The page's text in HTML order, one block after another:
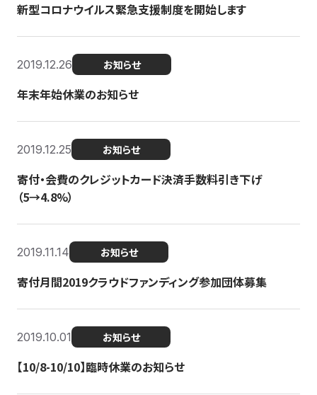
新型コロナウイルス緊急支援制度を開始します
2019.12.26 お知らせ
年末年始休業のお知らせ
2019.12.25 お知らせ
寄付・会費のクレジットカード決済手数料引き下げ
（5→4.8%）
2019.11.14 お知らせ
寄付月間2019クラウドファンディング参加団体募集
2019.10.01 お知らせ
【10/8-10/10】臨時休業のお知らせ